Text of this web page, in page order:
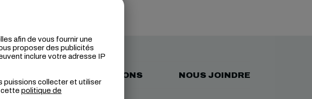
RÉALISATIONS NOUS JOINDRE
afin de vous fournir une
proposer des publicités
inclure votre adresse IP
puissions collecter et utiliser
cette politique de